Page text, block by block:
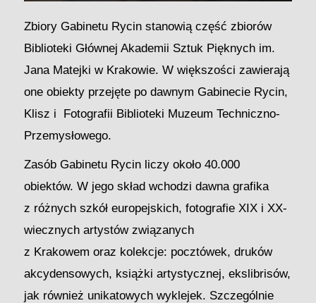
Zbiory Gabinetu Rycin stanowią część zbiorów
Biblioteki Głównej Akademii Sztuk Pięknych im.
Jana Matejki w Krakowie. W większości zawierają
one obiekty przejęte po dawnym Gabinecie Rycin,
Klisz i Fotografii Biblioteki Muzeum Techniczno-
Przemysłowego.
Zasób Gabinetu Rycin liczy około 40.000
obiektów. W jego skład wchodzi dawna grafika
z różnych szkół europejskich, fotografie XIX i XX-
wiecznych artystów związanych
z Krakowem oraz kolekcje: pocztówek, druków
akcydensowych, książki artystycznej, ekslibrisów,
jak również unikatowych wyklejek. Szczególnie